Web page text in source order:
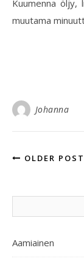
Kuumenna öljy,
muutama
Johanna
OLDER
Aamiainen